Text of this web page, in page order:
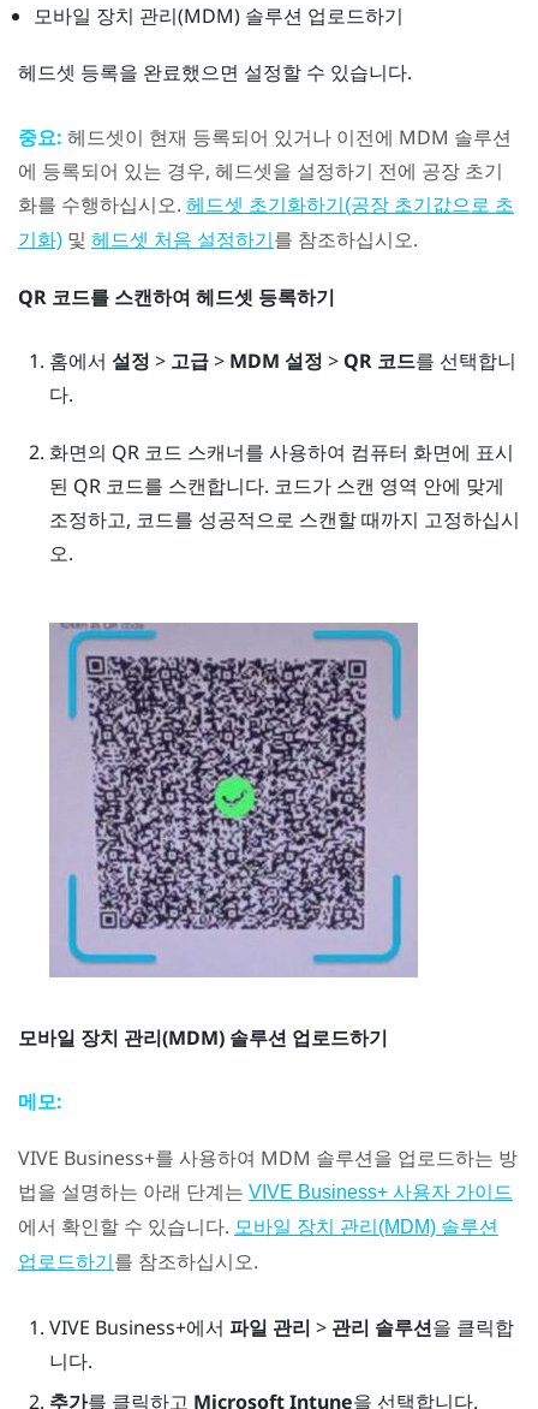
모바일 장치 관리(MDM) 솔루션 업로드하기
헤드셋 등록을 완료했으면 설정할 수 있습니다.
중요: 헤드셋이 현재 등록되어 있거나 이전에 MDM 솔루션
에 등록되어 있는 경우, 헤드셋을 설정하기 전에 공장 초기
화를 수행하십시오. 헤드셋 초기화하기(공장 초기값으로 초
기화) 및 헤드셋 처음 설정하기 를 참조하십시오.
QR 코드를 스캔하여 헤드셋 등록하기
홈에서 설정 > 고급> MDM 설정 > QR 코드를 선택합니
다.
화면의 QR 코드 스캐너를 사용하여 컴퓨터 화면에 표시
된 QR 코드를 스캔합니다. 코드가 스캔 영역 안에 맞게
조정하고, 코드를 성공적으로 스캔할 때까지 고정하십시
오.
모바일 장치 관리(MDM) 솔루션 업로드하기
메모:
VIVE Business+를 사용하여 MDM 솔루션을 업로드하는 방
법을 설명하는 아래 단계는 VIVE Business+ 사용자 가이드
에서 확인할 수 있습니다. 모바일 장치 관리(MDM) 솔루션
업로드하기 를 참조하십시오.
VIVE Business+에서 파일 관리 > 관리 솔루션을 클릭합
니다.
추가를 클릭하고 Microsoft Intune을 선택합니다.